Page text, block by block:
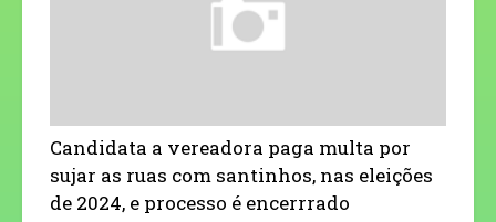
Candidata a vereadora paga multa por
sujar as ruas com santinhos, nas eleições
de 2024, e processo é encerrrado